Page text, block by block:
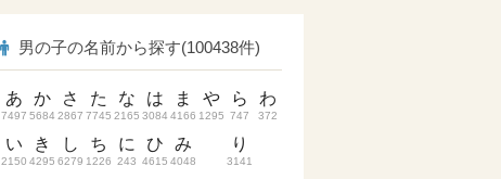
男の子の名前から探す(100438件)
あ
7497
い
2150
か
5684
き
4295
さ
2867
し
6279
た
7745
ち
1226
な
2165
に
243
は
3084
ひ
4615
ま
4166
み
4048
や
1295
ら
747
り
3141
わ
372